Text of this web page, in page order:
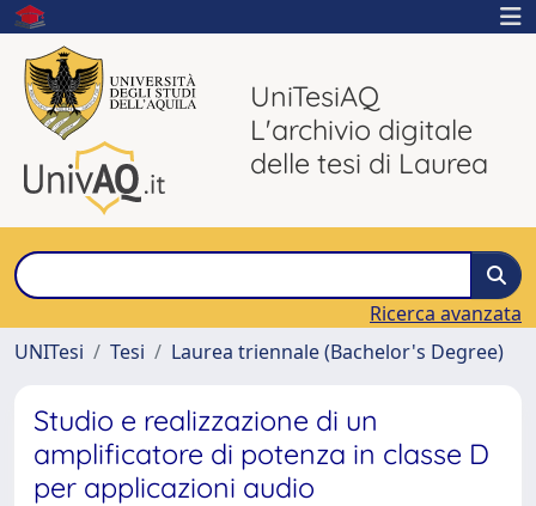
UniTesiAQ
L'archivio digitale
delle tesi di Laurea
Ricerca avanzata
UNITesi
Tesi Laurea triennale (Bachelor's Degree)
Studio e realizzazione di un
amplificatore di potenza in classe D
per applicazioni audio